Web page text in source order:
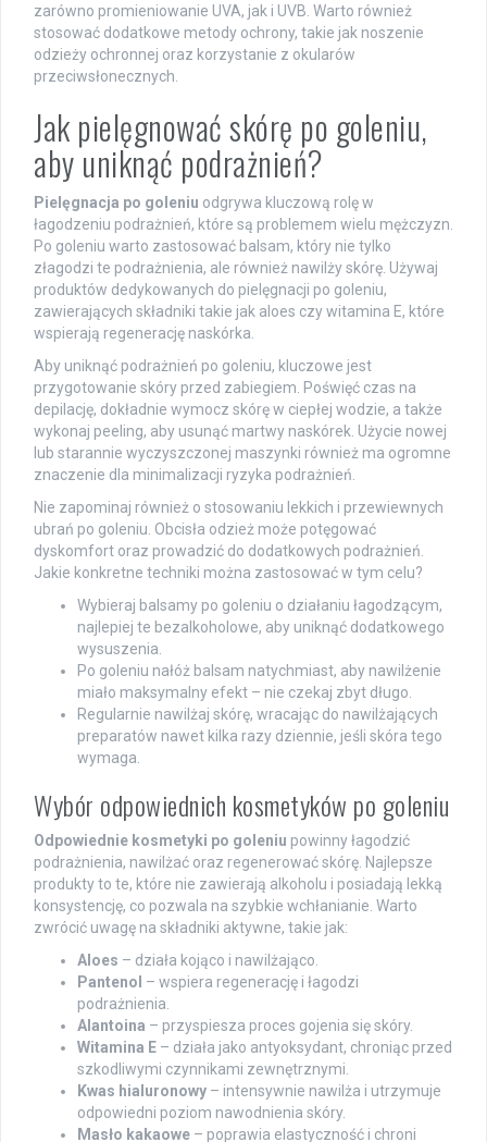
zarówno promieniowanie UVA, jak i UVB. Warto również
stosować dodatkowe metody ochrony, takie jak noszenie
odzieży ochronnej oraz korzystanie z okularów
przeciwsłonecznych.
Jak pielęgnować skórę po goleniu,
aby uniknąć podrażnień?
Pielęgnacja po goleniu odgrywa kluczową rolę w
łagodzeniu podrażnień, które są problemem wielu mężczyzn.
Po goleniu warto zastosować balsam, który nie tylko
złagodzi te podrażnienia, ale również nawilży skórę. Używaj
produktów dedykowanych do pielęgnacji po goleniu,
zawierających składniki takie jak aloes czy witamina E, które
wspierają regenerację naskórka.
Aby uniknąć podrażnień po goleniu, kluczowe jest
przygotowanie skóry przed zabiegiem. Poświęć czas na
depilację, dokładnie wymocz skórę w ciepłej wodzie, a także
wykonaj peeling, aby usunąć martwy naskórek. Użycie nowej
lub starannie wyczyszczonej maszynki również ma ogromne
znaczenie dla minimalizacji ryzyka podrażnień.
Nie zapominaj również o stosowaniu lekkich i przewiewnych
ubrań po goleniu. Obcisła odzież może potęgować
dyskomfort oraz prowadzić do dodatkowych podrażnień.
Jakie konkretne techniki można zastosować w tym celu?
Wybieraj balsamy po goleniu o działaniu łagodzącym,
najlepiej te bezalkoholowe, aby uniknąć dodatkowego
wysuszenia.
Po goleniu nałóż balsam natychmiast, aby nawilżenie
miało maksymalny efekt – nie czekaj zbyt długo.
Regularnie nawilżaj skórę, wracając do nawilżających
preparatów nawet kilka razy dziennie, jeśli skóra tego
wymaga.
Wybór odpowiednich kosmetyków po goleniu
Odpowiednie kosmetyki po goleniu powinny łagodzić
podrażnienia, nawilżać oraz regenerować skórę. Najlepsze
produkty to te, które nie zawierają alkoholu i posiadają lekką
konsystencję, co pozwala na szybkie wchłanianie. Warto
zwrócić uwagę na składniki aktywne, takie jak:
Aloes – działa kojąco i nawilżająco.
Pantenol – wspiera regenerację i łagodzi
podrażnienia.
Alantoina – przyspiesza proces gojenia się skóry.
Witamina E – działa jako antyoksydant, chroniąc przed
szkodliwymi czynnikami zewnętrznymi.
Kwas hialuronowy – intensywnie nawilża i utrzymuje
odpowiedni poziom nawodnienia skóry.
Masło kakaowe – poprawia elastyczność i chroni